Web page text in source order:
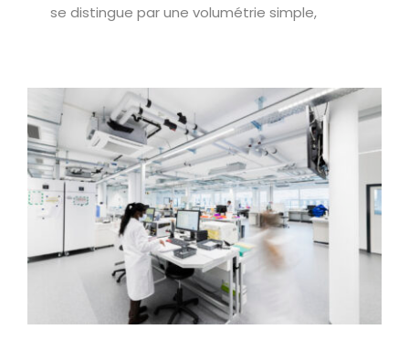
se distingue par une volumétrie simple,